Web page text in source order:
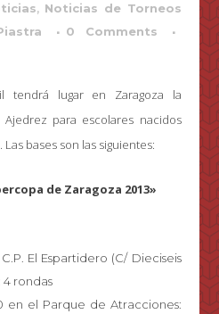
, Noticias de Torneos
0 Comments
tendrá lugar en Zaragoza la
para escolares nacidos
bases son las siguientes:
de Zaragoza 2013»
El Espartidero (C/ Dieciseis
4 rondas
en el Parque de Atracciones: